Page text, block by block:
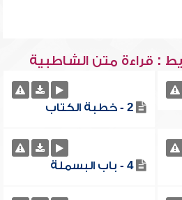
: قراءة متن الشاطبية
2 - خطبة الكتاب
4 - باب البسملة